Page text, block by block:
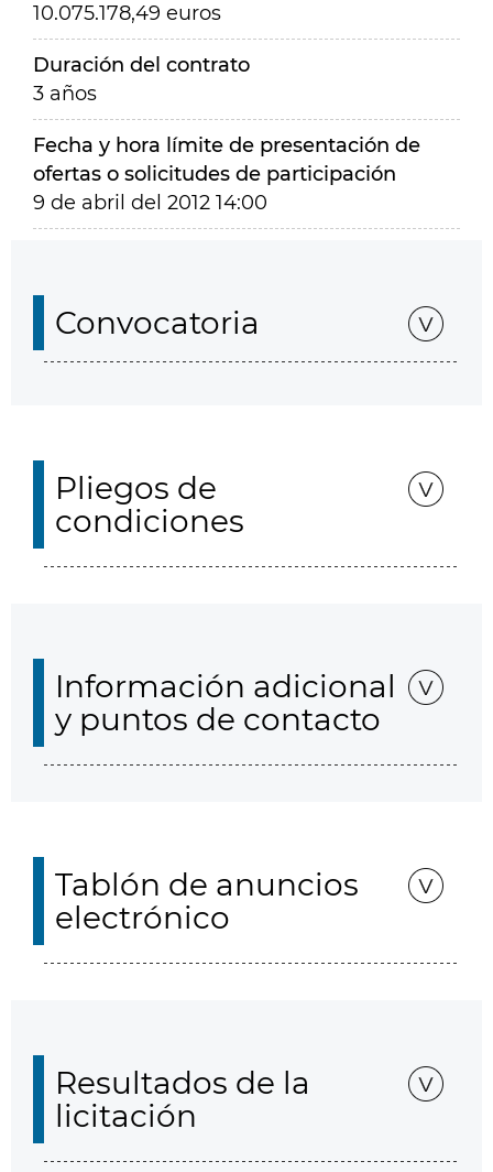
10.075.178,49 euros
Duración del contrato
3 años
Fecha y hora límite de presentación de
ofertas o solicitudes de participación
9 de abril del 2012 14:00
Convocatoria
Pliegos de
condiciones
Información adicional
y puntos de contacto
Tablón de anuncios
electrónico
Resultados de la
licitación